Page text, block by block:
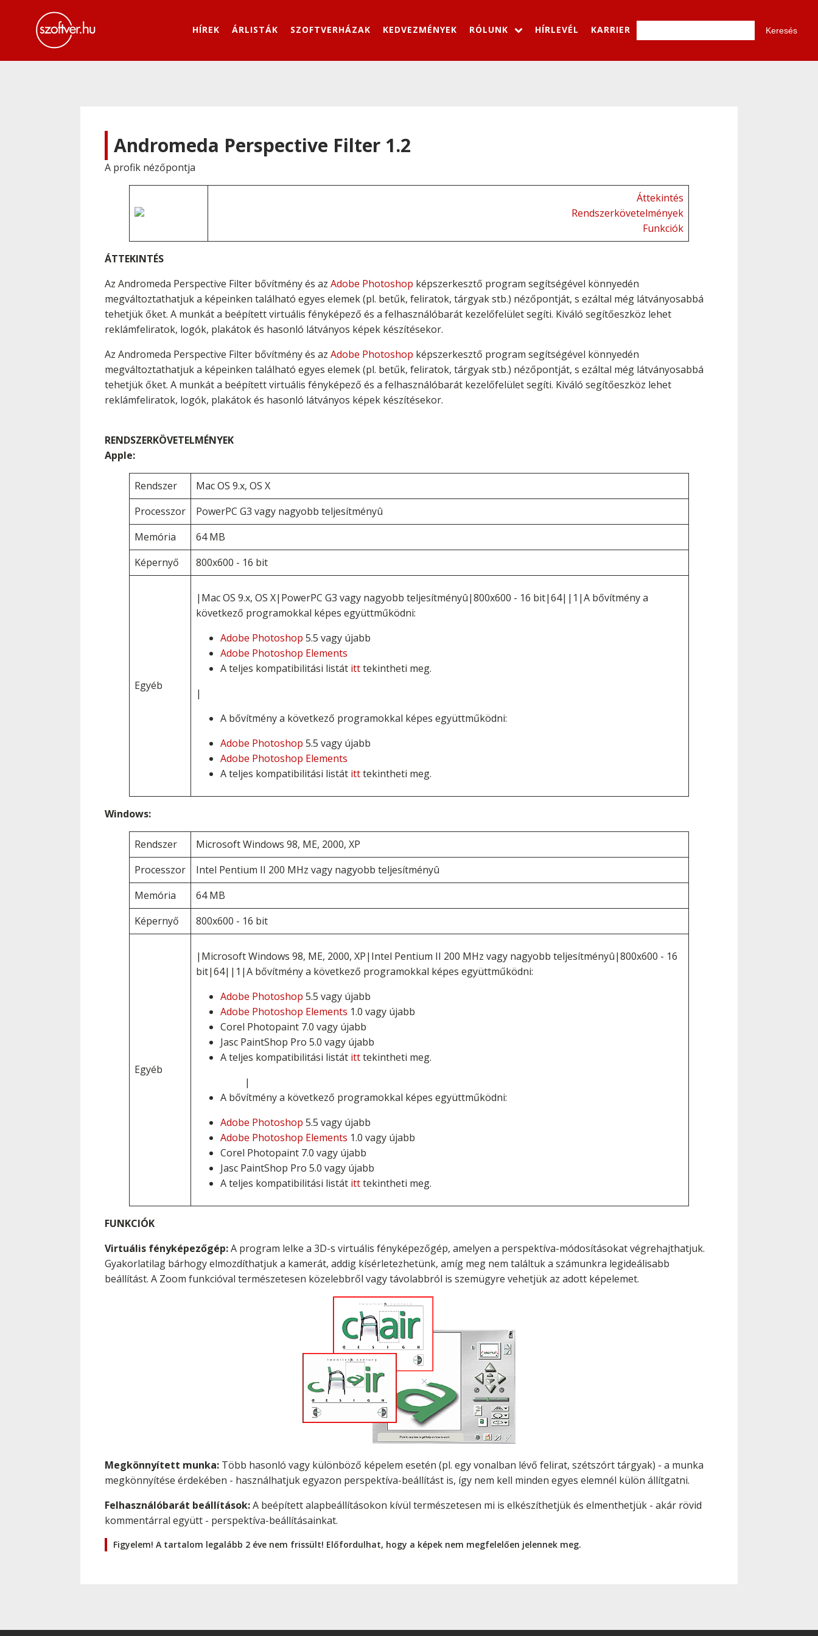
HÍREK ÁRLISTÁK SZOFTVERHÁZAK KEDVEZMÉNYEK RÓLUNK HÍRLEVÉL KARRIER
Andromeda Perspective Filter 1.2
A profik nézőpontja
Áttekintés
Rendszerkövetelmények
Funkciók
ÁTTEKINTÉS
Az Andromeda Perspective Filter bővítmény és az Adobe Photoshop képszerkesztő program segítségével könnyedén
megváltoztathatjuk a képeinken található egyes elemek (pl. betűk, feliratok, tárgyak stb.) nézőpontját, s ezáltal még látványosabbá
tehetjük őket. A munkát a beépített virtuális fényképező és a felhasználóbarát kezelőfelület segíti. Kiváló segítőeszköz lehet
reklámfeliratok, logók, plakátok és hasonló látványos képek készítésekor.
Az Andromeda Perspective Filter bővítmény és az Adobe Photoshop képszerkesztő program segítségével könnyedén
megváltoztathatjuk a képeinken található egyes elemek (pl. betűk, feliratok, tárgyak stb.) nézőpontját, s ezáltal még látványosabbá
tehetjük őket. A munkát a beépített virtuális fényképező és a felhasználóbarát kezelőfelület segíti. Kiváló segítőeszköz lehet
reklámfeliratok, logók, plakátok és hasonló látványos képek készítésekor.
RENDSZERKÖVETELMÉNYEK
Apple:
Rendszer
Mac OS 9.x, OS X
Processzor
PowerPC G3 vagy nagyobb teljesítményû
Memória
64 MB
Képernyő
800x600 - 16 bit
Egyéb
|Mac OS 9.x, OS X|PowerPC G3 vagy nagyobb teljesítményû|800x600 - 16 bit|64||1|A bővítmény a
következő programokkal képes együttműködni:
Adobe Photoshop 5.5 vagy újabb
Adobe Photoshop Elements
A teljes kompatibilitási listát itttekintheti meg.
|
A bővítmény a következő programokkal képes együttműködni:
Adobe Photoshop 5.5 vagy újabb
Adobe Photoshop Elements
A teljes kompatibilitási listát itttekintheti meg.
Windows:
Rendszer
Microsoft Windows 98, ME, 2000, XP
Processzor
Intel Pentium II 200 MHz vagy nagyobb teljesítményû
Memória
64 MB
Képernyő
800x600 - 16 bit
Egyéb
|Microsoft Windows 98, ME, 2000, XP|Intel Pentium II 200 MHz vagy nagyobb teljesítményû|800x600 - 16
bit|64||1|A bővítmény a következő programokkal képes együttműködni:
Adobe Photoshop 5.5 vagy újabb
Adobe Photoshop Elements 1.0 vagy újabb
Corel Photopaint 7.0 vagy újabb
Jasc PaintShop Pro 5.0 vagy újabb
A teljes kompatibilitási listát itttekintheti meg.
|
A bővítmény a következő programokkal képes együttműködni:
Adobe Photoshop 5.5 vagy újabb
Adobe Photoshop Elements 1.0 vagy újabb
Corel Photopaint 7.0 vagy újabb
Jasc PaintShop Pro 5.0 vagy újabb
A teljes kompatibilitási listát itttekintheti meg.
FUNKCIÓK
Virtuális fényképezőgép:A program lelke a 3D-s virtuális fényképezőgép, amelyen a perspektíva-módosításokat végrehajthatjuk.
Gyakorlatilag bárhogy elmozdíthatjuk a kamerát, addig kísérletezhetünk, amíg meg nem találtuk a számunkra legideálisabb
beállítást. A Zoom funkcióval természetesen közelebbről vagy távolabbról is szemügyre vehetjük az adott képelemet.
Megkönnyített munka: Több hasonló vagy különböző képelem esetén (pl. egy vonalban lévő felirat, szétszórt tárgyak) - a munka
megkönnyítése érdekében - használhatjuk egyazon perspektíva-beállítást is, így nem kell minden egyes elemnél külön állítgatni.
Felhasználóbarát beállítások:A beépített alapbeállításokon kívül természetesen mi is elkészíthetjük és elmenthetjük - akár rövid
kommentárral együtt - perspektíva-beállításainkat.
Figyelem! A tartalom legalább 2 éve nem frissült! Előfordulhat, hogy a képek nem megfelelően jelennek meg.